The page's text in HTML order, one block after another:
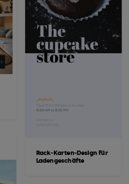
Rack-Karten-Design für
Ladengeschäfte